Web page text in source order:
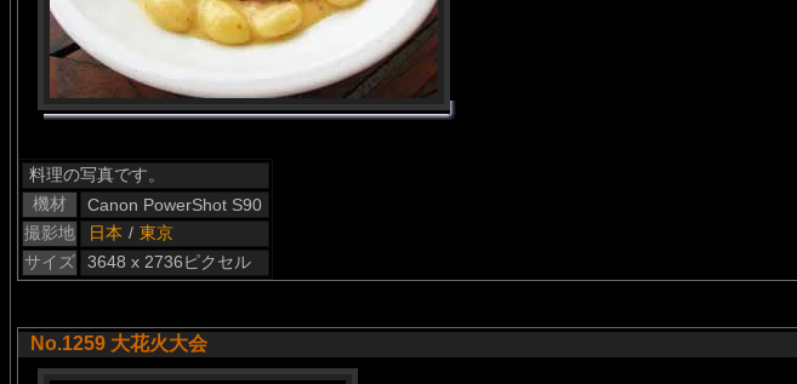
料理の写真です。
機材
Canon PowerShot S90
撮影地
日本 / 東京
サイズ
3648 x 2736ピクセル
No.1259 大花火大会